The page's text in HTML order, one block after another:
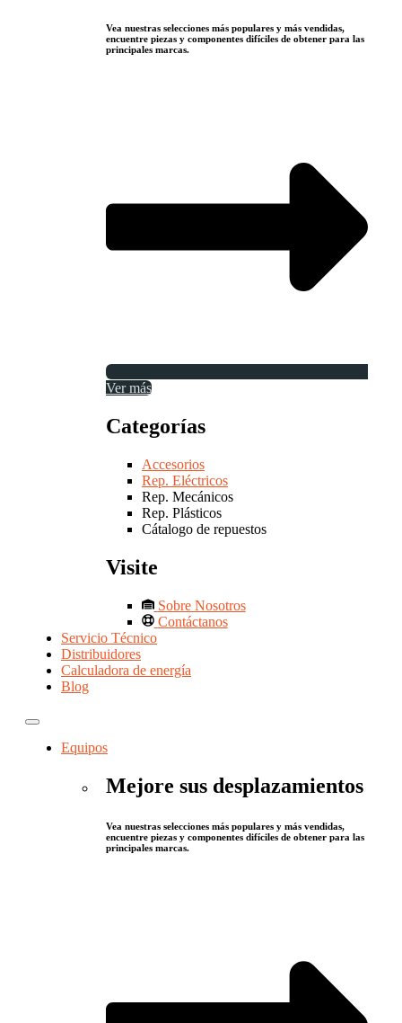
Vea nuestras selecciones más populares y más vendidas,
encuentre piezas y componentes difíciles de obtener para las
principales marcas.
Ver más
Categorías
Accesorios
Rep. Eléctricos
Rep. Mecánicos
Rep. Plásticos
Cátalogo de repuestos
Visite
Sobre Nosotros
Contáctanos
Servicio Técnico
Distribuidores
Calculadora de energía
Blog
Equipos
Mejore sus desplazamientos
Vea nuestras selecciones más populares y más vendidas,
encuentre piezas y componentes difíciles de obtener para las
principales marcas.